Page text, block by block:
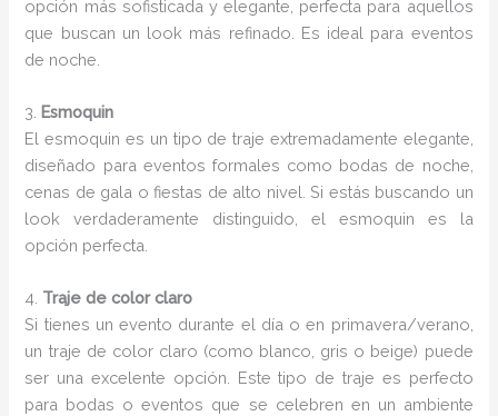
opción más sofisticada y elegante, perfecta para aquellos
que buscan un look más refinado. Es ideal para eventos
de noche.
3. Esmoquin
El esmoquin es un tipo de traje extremadamente elegante,
diseñado para eventos formales como bodas de noche,
cenas de gala o fiestas de alto nivel. Si estás buscando un
look verdaderamente distinguido, el esmoquin es la
opción perfecta.
4. Traje de color claro
Si tienes un evento durante el día o en primavera/verano,
un traje de color claro (como blanco, gris o beige) puede
ser una excelente opción. Este tipo de traje es perfecto
para bodas o eventos que se celebren en un ambiente